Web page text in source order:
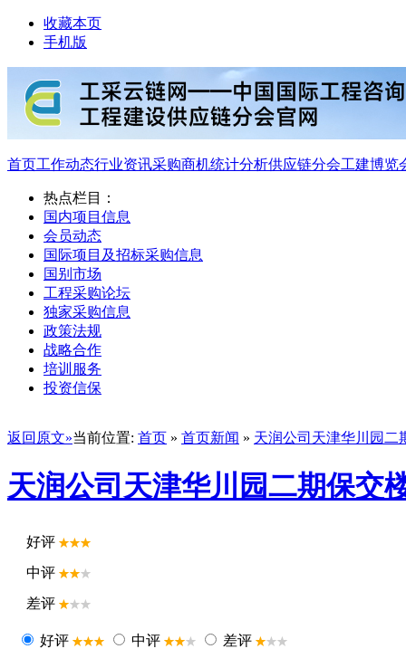
收藏本页
手机版
首页工作动态行业资讯采购商机统计分析供应链分会工建博览
热点栏目：
国内项目信息
会员动态
国际项目及招标采购信息
国别市场
工程采购论坛
独家采购信息
政策法规
战略合作
培训服务
投资信保
返回原文»当前位置: 首页 » 首页新闻 » 天润公司天津华川园二
天润公司天津华川园二期保交
好评
中评
差评
好评 中评 差评